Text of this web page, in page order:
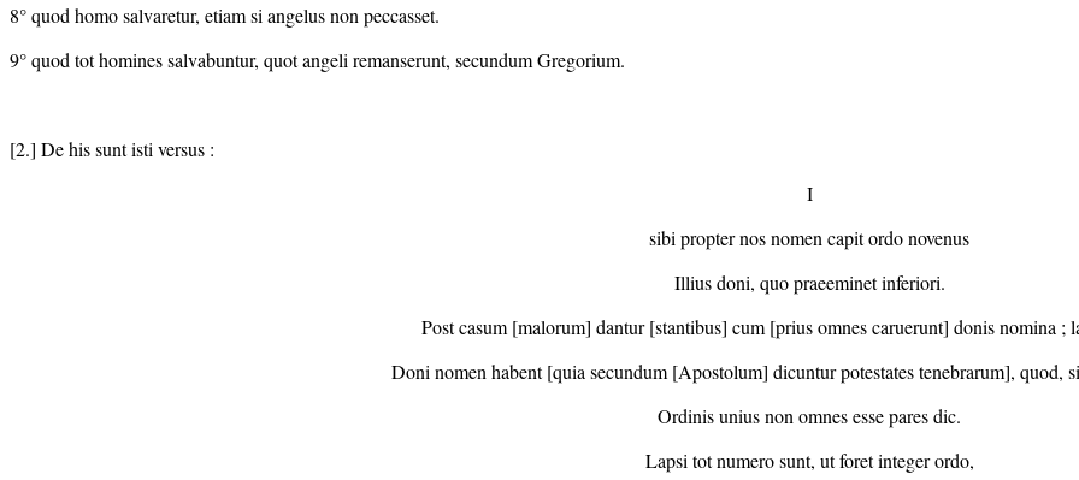
8° quod homo salvaretur, etiam si angelus non peccasset.
9° quod tot homines salvabuntur, quot angeli remanserunt, secundum Gregorium.
[2.] De his sunt isti versus :
I
sibi propter nos nomen capit ordo novenus
Illius doni, quo praeeminet inferiori.
Post casum [malorum] dantur [stantibus] cum [prius omnes caruerunt] donis nomina ;
Doni nomen habent [quia secundum [Apostolum] dicuntur potestates tenebrarum], quod,
Ordinis unius non omnes esse pares dic.
Lapsi tot numero sunt, ut foret integer ordo,